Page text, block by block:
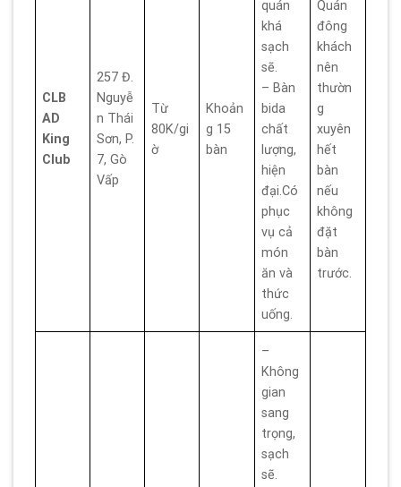
CLB
AD
King
Club
257 Đ.
Nguyễ
n Thái
Sơn, P.
7, Gò
Vấp
Từ
80K/gi
ờ
Khoản
g 15
bàn
quán
khá
sạch
sẽ.
– Bàn
bida
chất
lượng,
hiện
đại.Có
phục
vụ cả
món
ăn và
thức
uống.
Quán
đông
khách
nên
thườn
g
xuyên
hết
bàn
nếu
không
đặt
bàn
trước.
–
Không
gian
sang
trọng,
sạch
sẽ.